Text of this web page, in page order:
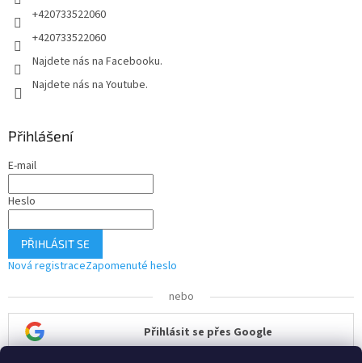
+420733522060
+420733522060
Najdete nás na Facebooku.
Najdete nás na Youtube.
Přihlášení
E-mail
Heslo
PŘIHLÁSIT SE
Nová registraceZapomenuté heslo
nebo
Přihlásit se přes Google